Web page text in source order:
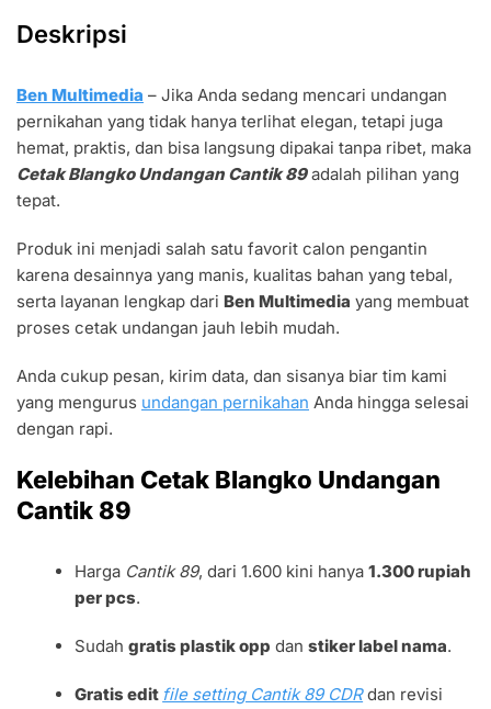
Deskripsi
Ben Multimedia – Jika Anda sedang mencari undangan
pernikahan yang tidak hanya terlihat elegan, tetapi juga
hemat, praktis, dan bisa langsung dipakai tanpa ribet, maka
Cetak Blangko Undangan Cantik 89adalah pilihan yang
tepat.
Produk ini menjadi salah satu favorit calon pengantin
karena desainnya yang manis, kualitas bahan yang tebal,
serta layanan lengkap dari Ben Multimedia yang membuat
proses cetak undangan jauh lebih mudah.
Anda cukup pesan, kirim data, dan sisanya biar tim kami
yang mengurus undangan pernikahan Anda hingga selesai
dengan rapi.
Kelebihan Cetak Blangko Undangan
Cantik 89
Harga Cantik 89, dari 1.600 kini hanya1.300 rupiah
per pcs.
Sudahgratis plastik opp danstiker label nama.
Gratis edit file setting Cantik 89 CDRdan revisi